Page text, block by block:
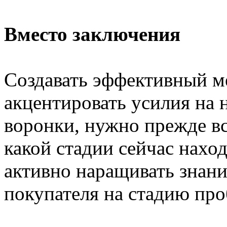
Вместо заключения
Создавать эффективный
акцентировать усилия
воронки, нужно прежде
какой стадии сейчас
активно наращивать
покупателя на стадию